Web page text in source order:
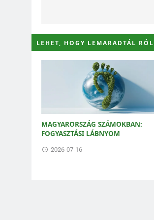
LEHET, HOGY LEMARADTÁL
MAGYARORSZÁG SZÁMOKBAN:
FOGYASZTÁSI LÁBNYOM
2026-07-16